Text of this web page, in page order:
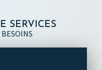
SERVICES